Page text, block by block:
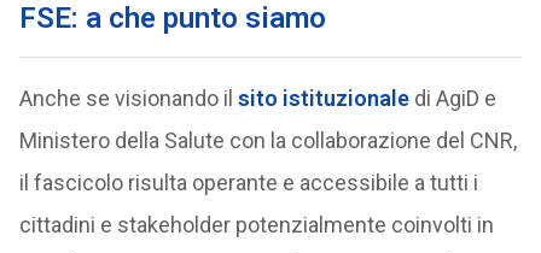
FSE: a che punto siamo
Anche se visionando il sito istituzionaledi AgiD e
Ministero della Salute con la collaborazione del CNR,
il fascicolo risulta operante e accessibile a tutti i
cittadini e stakeholder potenzialmente coinvolti in